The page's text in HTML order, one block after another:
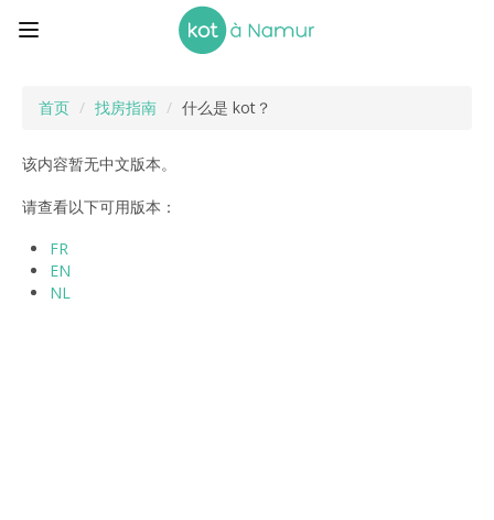
首页 / 找房指南 / 什么是 kot？
该内容暂无中文版本。
请查看以下可用版本：
FR
EN
NL